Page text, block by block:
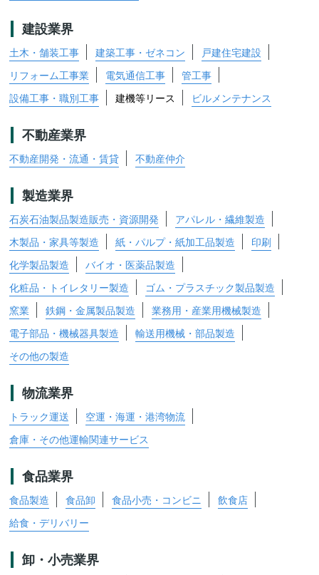
建設業界
土木・舗装工事 建築工事・ゼネコン
戸建住宅建設
リフォーム工事業
電気通信工事
管工事
設備工事・職別工事
建機等リース ビルメンテナンス
不動産業界
不動産開発・流通・賃貸 不動産仲介
製造業界
石炭石油製品製造販売・資源開発
アパレル・繊維製造
木製品・家具等製造
紙・パルプ・紙加工品製造
印刷
化学製品製造
バイオ・医薬品製造
化粧品・トイレタリー製造
ゴム・プラスチック製品製造
窯業
鉄鋼・金属製品製造
業務用・産業用機械製造
電子部品・機械器具製造
輸送用機械・部品製造
その他の製造
物流業界
トラック運送
空運・海運・港湾物流
倉庫・その他運輸関連サービス
食品業界
食品製造 食品卸 食品小売・コンビニ
飲食店
給食・デリバリー
卸・小売業界